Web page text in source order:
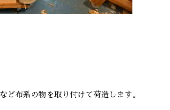
ど布系の物を取り付けて荷造します。